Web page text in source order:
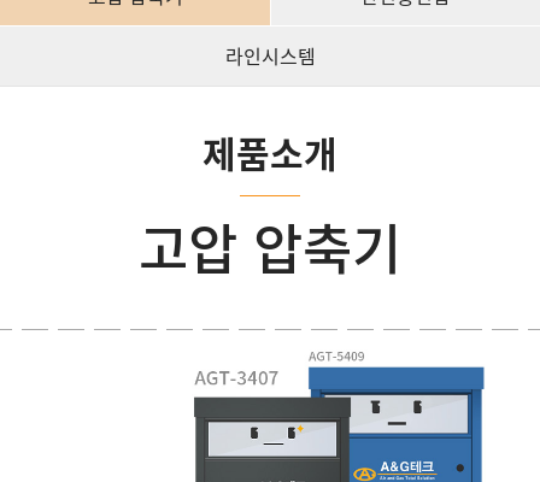
라인시스템
제품소개
고압 압축기